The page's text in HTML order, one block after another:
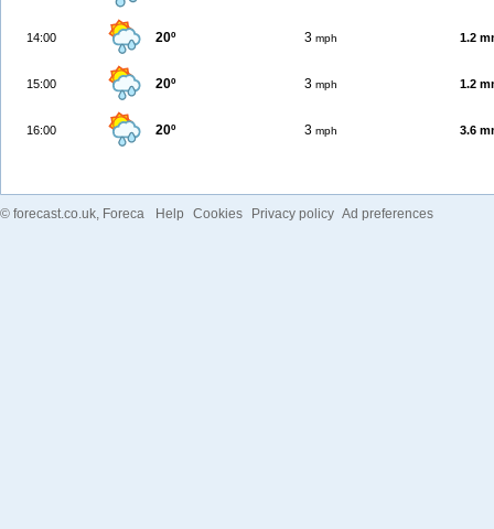
14:00 20º 3 mph 1.2
15:00 20º 3 mph 1.2
16:00 20º 3 mph 3.6
© forecast.co.uk , Foreca Help Cookies Privacy policy Ad preferences